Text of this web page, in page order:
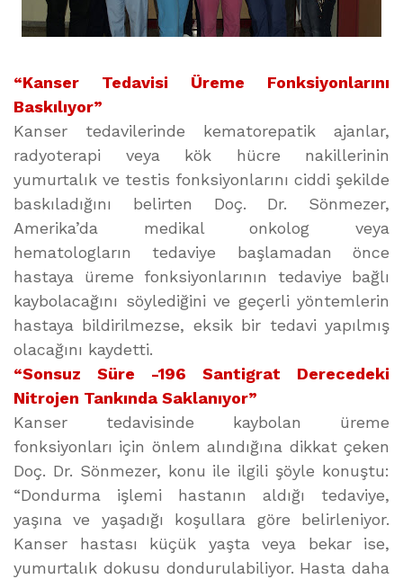
“Kanser Tedavisi Üreme Fonksiyonlarını
Baskılıyor”
Kanser tedavilerinde kematorepatik ajanlar,
radyoterapi veya kök hücre nakillerinin
yumurtalık ve testis fonksiyonlarını ciddi şekilde
baskıladığını belirten Doç. Dr. Sönmezer,
Amerika’da medikal onkolog veya
hematologların tedaviye başlamadan önce
hastaya üreme fonksiyonlarının tedaviye bağlı
kaybolacağını söylediğini ve geçerli yöntemlerin
hastaya bildirilmezse, eksik bir tedavi yapılmış
olacağını kaydetti.
“Sonsuz Süre -196 Santigrat Derecedeki
Nitrojen Tankında Saklanıyor”
Kanser tedavisinde kaybolan üreme
fonksiyonları için önlem alındığına dikkat çeken
Doç. Dr. Sönmezer, konu ile ilgili şöyle konuştu:
“Dondurma işlemi hastanın aldığı tedaviye,
yaşına ve yaşadığı koşullara göre belirleniyor.
Kanser hastası küçük yaşta veya bekar ise,
yumurtalık dokusu dondurulabiliyor. Hasta daha